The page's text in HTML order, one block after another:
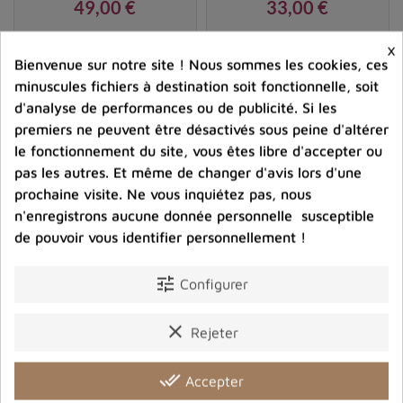
Pour accompagner votre moulin à prières, découvrez
notre sélection d’ encens tibétains de purification
Prix
49,00 €
shopping_cart  favorite_border
Prix
33,00 €
shopping_cart  favorite_border
mantras
Moulin à prières mural
×
Bienvenue sur notre site ! Nous sommes les cookies, ces
minuscules fichiers à destination soit fonctionnelle, soit
d'analyse de performances ou de publicité. Si les
premiers ne peuvent être désactivés sous peine d'altérer
le fonctionnement du site, vous êtes libre d'accepter ou
pas les autres. Et même de changer d'avis lors d'une
prochaine visite. Ne vous inquiétez pas, nous
n'enregistrons aucune donnée personnelle susceptible
de pouvoir vous identifier personnellement !
tune Configurer
clear Rejeter
done_all Accepter